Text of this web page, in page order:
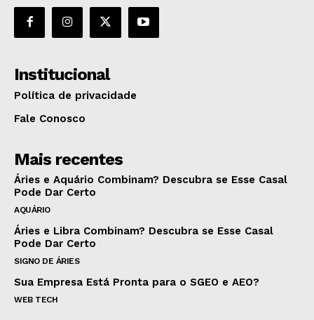
Institucional
Política de privacidade
Fale Conosco
Mais recentes
Áries e Aquário Combinam? Descubra se Esse Casal
Pode Dar Certo
AQUÁRIO
Áries e Libra Combinam? Descubra se Esse Casal
Pode Dar Certo
SIGNO DE ÁRIES
Sua Empresa Está Pronta para o SGEO e AEO?
WEB TECH